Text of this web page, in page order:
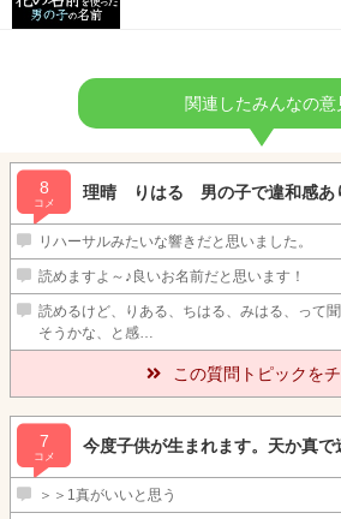
関連したみんなの意
8
コメ
理晴 りはる 男の子で違和感あ
リハーサルみたいな響きだと思いました。
読めますよ～♪良いお名前だと思います！
読めるけど、りある、ちはる、みはる、って
そうかな、と感…
この質問トピックを
7
コメ
今度子供が生まれます。天か真で
＞＞1真がいいと思う